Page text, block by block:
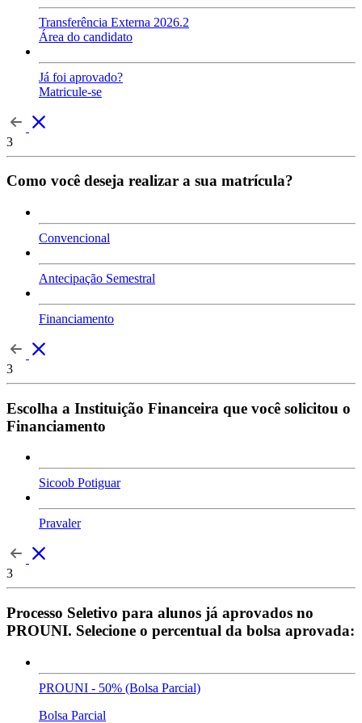
Transferência Externa 2026.2
Área do candidato
Já foi aprovado?
Matricule-se
3
Como você deseja realizar a sua matrícula?
Convencional
Antecipação Semestral
Financiamento
3
Escolha a Instituição Financeira que você solicitou o
Financiamento
Sicoob Potiguar
Pravaler
3
Processo Seletivo para alunos já aprovados no
PROUNI. Selecione o percentual da bolsa aprovada:
PROUNI - 50% (Bolsa Parcial)
Bolsa Parcial